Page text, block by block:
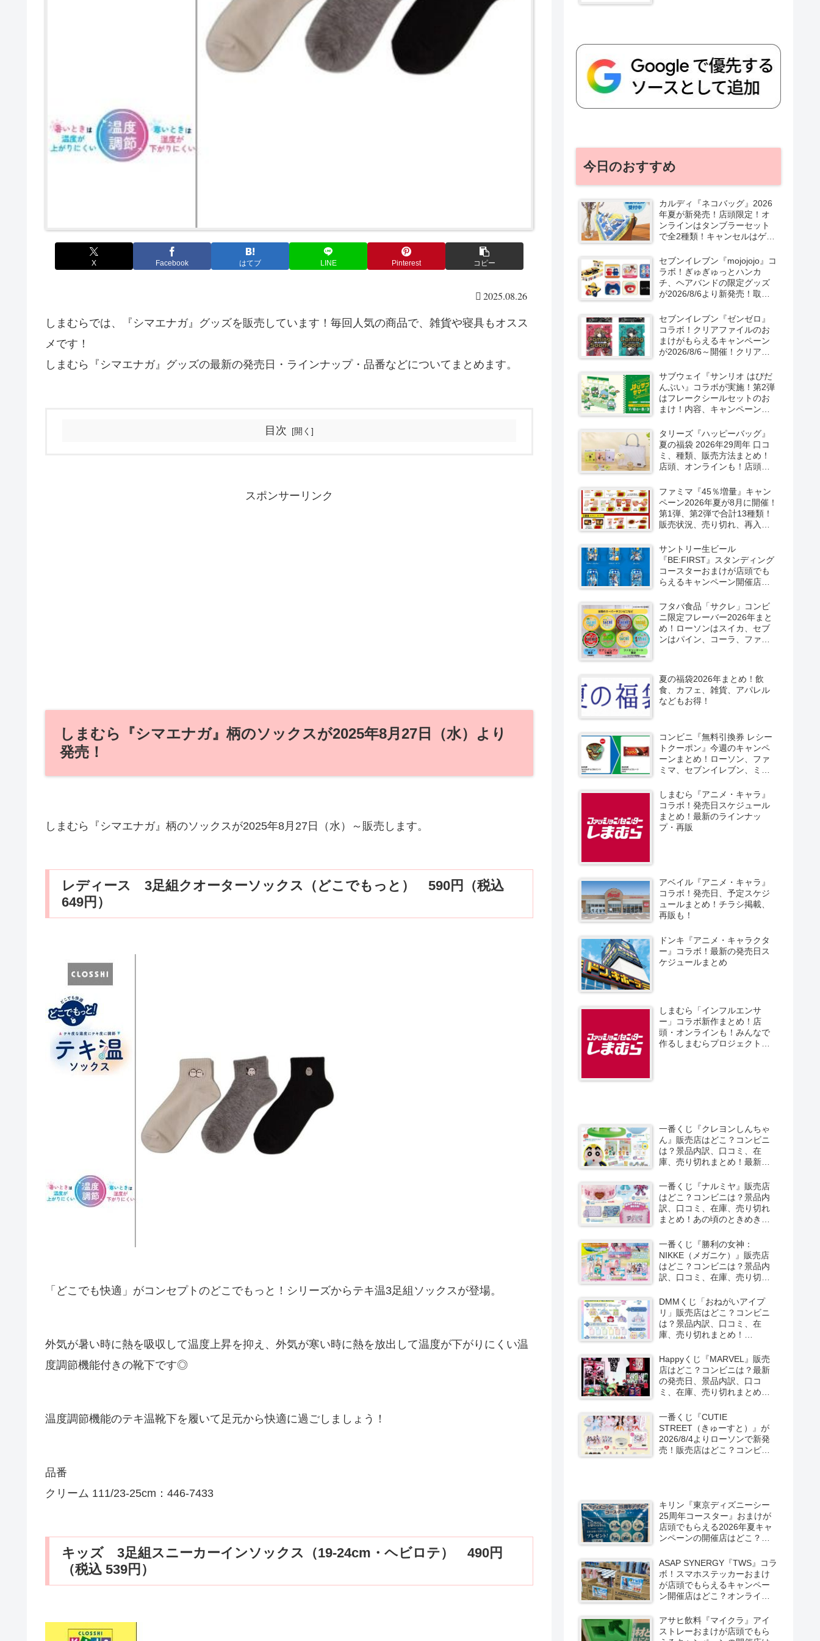
X Facebook はてブ LINE Pinterest コピー
2025.08.26
しまむらでは、『シマエナガ』グッズを販売しています！毎回人気の商品で、雑貨や寝具もオスス
メです！
しまむら『シマエナガ』グッズの最新の発売日・ラインナップ・品番などについてまとめます。
目次
スポンサーリンク
しまむら『シマエナガ』柄のソックスが2025年8月27日（水）より
発売！
しまむら『シマエナガ』柄のソックスが2025年8月27日（水）～販売します。
レディース 3足組クオーターソックス（どこでもっと） 590円（税込
649円）
「どこでも快適」がコンセプトのどこでもっと！シリーズからテキ温3足組ソックスが登場。
外気が暑い時に熱を吸収して温度上昇を抑え、外気が寒い時に熱を放出して温度が下がりにくい温
度調節機能付きの靴下です◎
温度調節機能のテキ温靴下を履いて足元から快適に過ごしましょう！
品番
クリーム 111/23-25cm：446-7433
キッズ 3足組スニーカーインソックス（19-24cm・ヘビロテ） 490円
（税込 539円）
今日のおすすめ
カルディ『ネコバッグ』2026
年夏が新発売！店頭限定！オ
ンラインはタンブラーセット
で全2種類！キャンセルはゲリ
セブンイレブン『mojojojo』コ
ラボ！ぎゅぎゅっとハンカ
チ、ヘアバンドの限定グッズ
が2026/8/6より新発売！取扱
セブンイレブン『ゼンゼロ』
コラボ！クリアファイルのお
まけがもらえるキャンペーン
が2026/8/6～開催！クリアカ
売！
サブウェイ『サンリオ はぴだ
んぶい』コラボが実施！第2弾
はフレークシールセットのお
まけ！内容、キャンペーンま
タリーズ『ハッピーバッグ』
夏の福袋 2026年29周年 口コ
ミ、種類、販売方法まとめ！
店頭、オンラインも！店頭と
ファミマ『45％増量』キャン
ペーン2026年夏が8月に開催！
第1弾、第2弾で合計13種類！
販売状況、売り切れ、再入荷
サントリー生ビール
『BE:FIRST』スタンディング
コースターおまけが店頭でも
らえるキャンペーン開催店は
定で6種類！見分け方！セブ
ン、ファミマ、ローソン、デ
イリーヤマザキ、ミニストッ
プなどで！クーラーバッグ
フタバ食品「サクレ」コンビ
ニ限定フレーバー2026年まと
め！ローソンはスイカ、セブ
ンはパイン、コーラ、ファミ
夏の福袋2026年まとめ！飲
食、カフェ、雑貨、アパレル
などもお得！
コンビニ『無料引換券 レシー
トクーポン』今週のキャンペ
ーンまとめ！ローソン、ファ
ミマ、セブンイレブン、ミニ
しまむら『アニメ・キャラ』
コラボ！発売日スケジュール
まとめ！最新のラインナッ
プ・再販
アベイル『アニメ・キャラ』
コラボ！発売日、予定スケジ
ュールまとめ！チラシ掲載、
再販も！
ドンキ『アニメ・キャラクタ
ー』コラボ！最新の発売日ス
ケジュールまとめ
しまむら「インフルエンサ
ー」コラボ新作まとめ！店
頭・オンラインも！みんなで
作るしまむらプロジェクト！
一番くじ『クレヨンしんちゃ
ん』販売店はどこ？コンビニ
は？景品内訳、口コミ、在
庫、売り切れまとめ！最新は
2026/8/8より新発売！
一番くじ『ナルミヤ』販売店
はどこ？コンビニは？景品内
訳、口コミ、在庫、売り切れ
まとめ！あの頃のときめきメ
ミマで新発売！しまむら系列
のアベイルも！
一番くじ『勝利の女神：
NIKKE（メガニケ）』販売店
はどこ？コンビニは？景品内
訳、口コミ、在庫、売り切れ
CHAPTER8（第8弾）が
2026/8/8より新発売！
DMMくじ「おねがいアイプ
リ」販売店はどこ？コンビニ
は？景品内訳、口コミ、在
庫、売り切れまとめ！
新発売！
Happyくじ『MARVEL』販売
店はどこ？コンビニは？最新
の発売日、景品内訳、口コ
ミ、在庫、売り切れまとめ！
ニュー・デイが2026/8/7より
ローソン、ファミマなどで新
発売！
一番くじ『CUTIE
STREET（きゅーすと）』が
2026/8/4よりローソンで新発
売！販売店はどこ？コンビニ
キリン『東京ディズニーシー
25周年コースター』おまけが
店頭でもらえる2026年夏キャ
ンペーンの開催店はどこ？全6
ド、チップとデールなども！
ASAP SYNERGY『TWS』コラ
ボ！スマホステッカーおまけ
が店頭でもらえるキャンペー
ン開催店はどこ？オンライン
などで新発売！
アサヒ飲料『マイクラ』アイ
ストレーおまけが店頭でもら